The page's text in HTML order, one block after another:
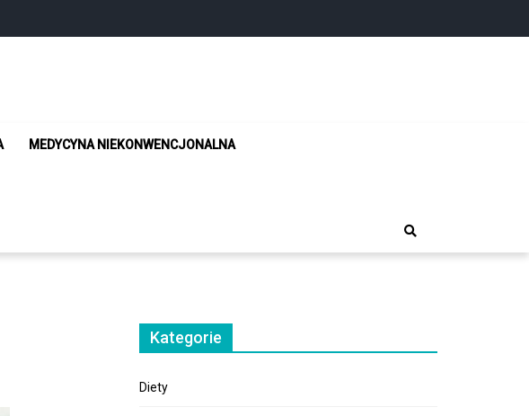
sobą!
MEDYCYNA NIEKONWENCJONALNA
Kategorie
Diety